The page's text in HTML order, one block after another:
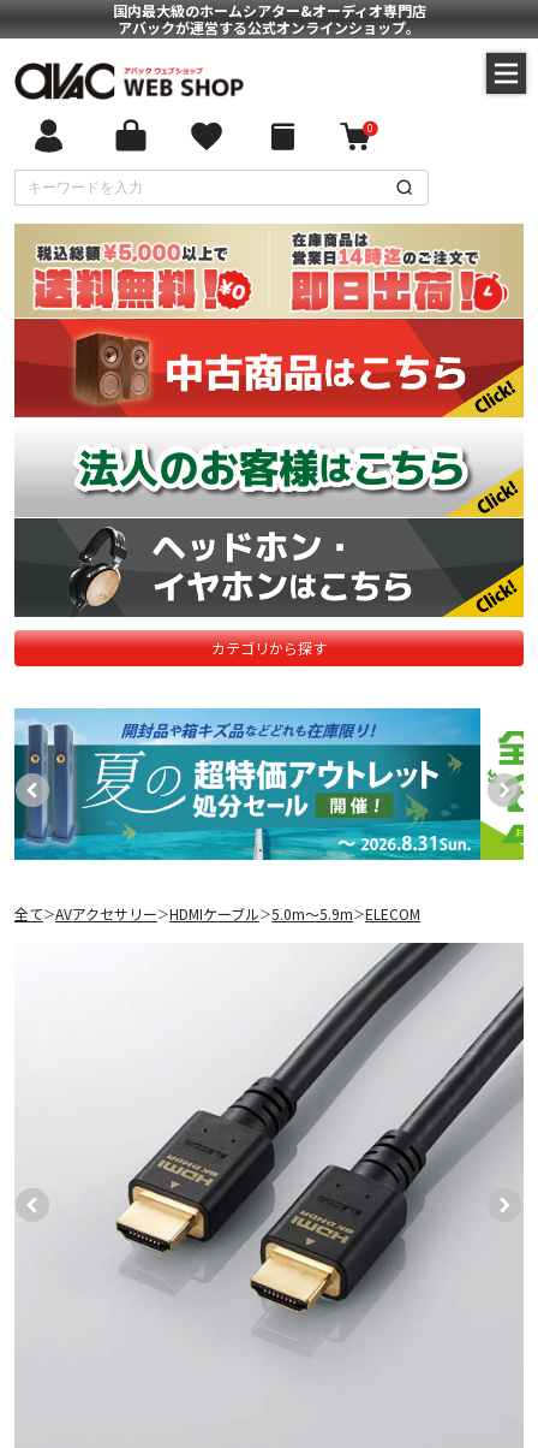
国内最大級のホームシアター&オーディオ専門店
アバックが運営する公式オンラインショップ。
0
カテゴリから探す
全て＞AVアクセサリー＞HDMIケーブル＞5.0m〜5.9m＞ELECOM